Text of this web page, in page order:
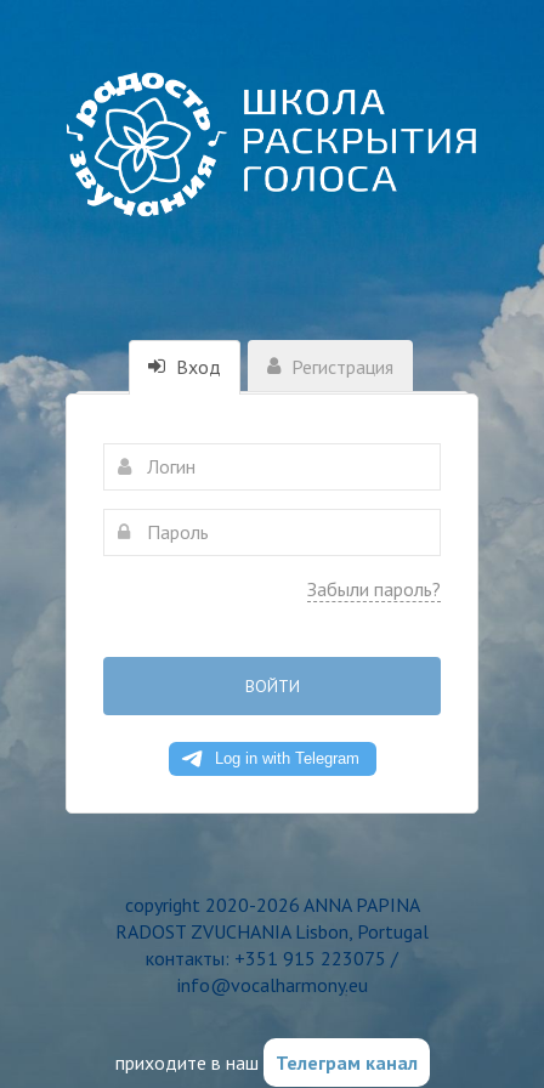
Вход Регистрация
Забыли пароль?
ВОЙТИ
copyright 2020-2026 ANNA PAPINA
RADOST ZVUCHANIA Lisbon, Portugal
контакты: +351 915 223075 /
info@vocalharmony.eu
приходите в наш Телеграм канал